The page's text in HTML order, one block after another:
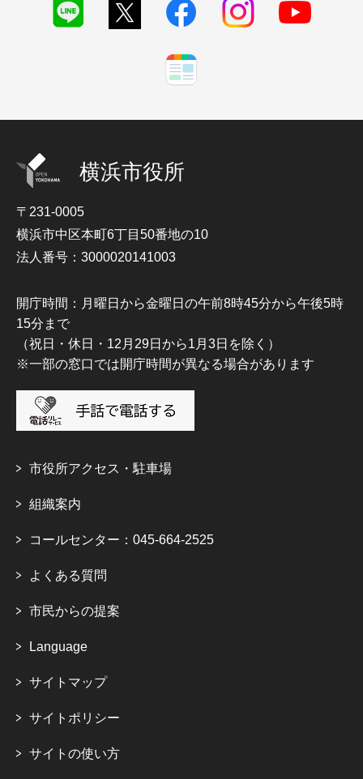
横浜市役所
〒231-0005
横浜市中区本町6丁目50番地の10
法人番号：3000020141003
開庁時間：月曜日から金曜日の午前8時45分から午後5時
15分まで
（祝日・休日・12月29日から1月3日を除く）
※一部の窓口では開庁時間が異なる場合があります
市役所アクセス・駐車場
組織案内
コールセンター：045-664-2525
よくある質問
市民からの提案
Language
サイトマップ
サイトポリシー
サイトの使い方